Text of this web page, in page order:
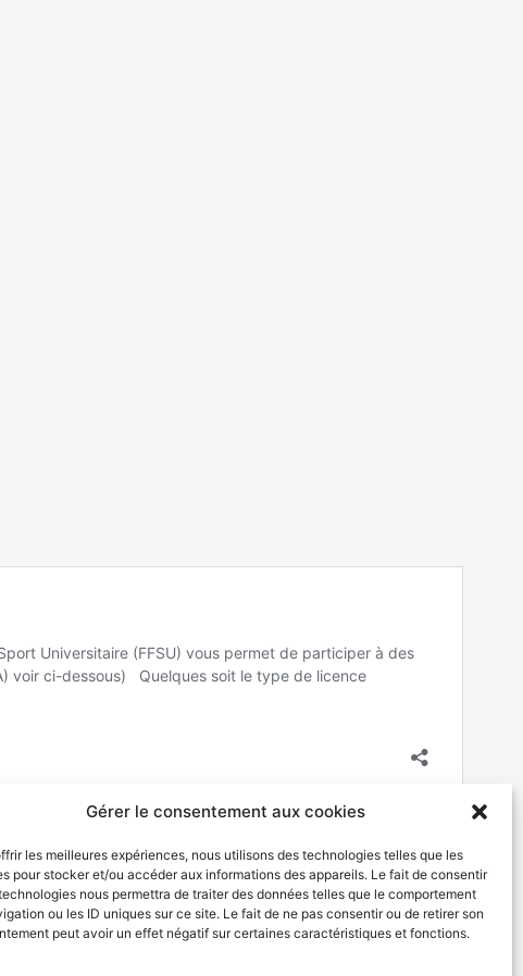
Gérer le consentement aux cookies
les meilleures expériences, nous utilisons des technologies telles que les
pour stocker et/ou accéder aux informations des appareils. Le fait de consentir
nous permettra de traiter des données telles que le comportement
ou les ID uniques sur ce site. Le fait de ne pas consentir ou de retirer son
peut avoir un effet négatif sur certaines caractéristiques et fonctions.
SUIVANT
Les filles de l’ Ulco repartent en campagne !!! (Foot féminin)